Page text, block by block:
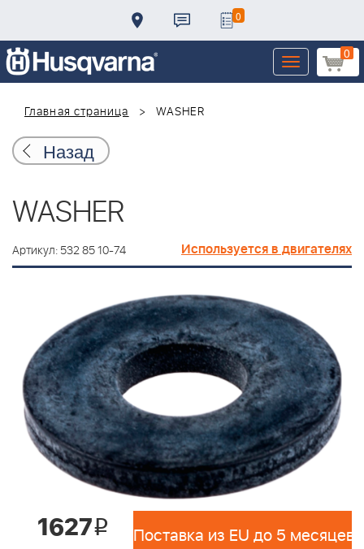
0
0
Toggle
navigation
Главная страница
WASHER
Назад
WASHER
Артикул: 532 85 10-74 Используется в двигателях
1627i Поставка из EU до 5 месяцев